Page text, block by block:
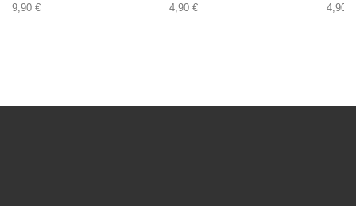
9,90 €
4,90 €
4,90 €